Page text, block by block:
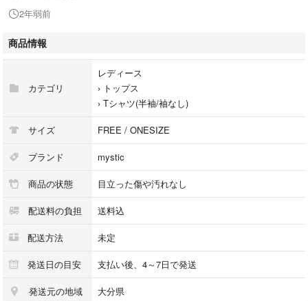
2年弱前
商品情報
カテゴリ
レディース
› トップス
› Tシャツ(半袖/袖なし)
サイズ FREE / ONESIZE
ブランド mystic
商品の状態 目立った傷や汚れなし
配送料の負担 送料込
配送方法 未定
発送日の目安 支払い後、4～7日で発送
発送元の地域 大分県